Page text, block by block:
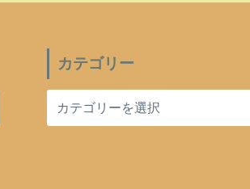
カテゴリー